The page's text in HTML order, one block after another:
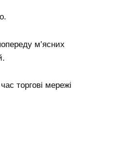
м’ясних
торгові мережі